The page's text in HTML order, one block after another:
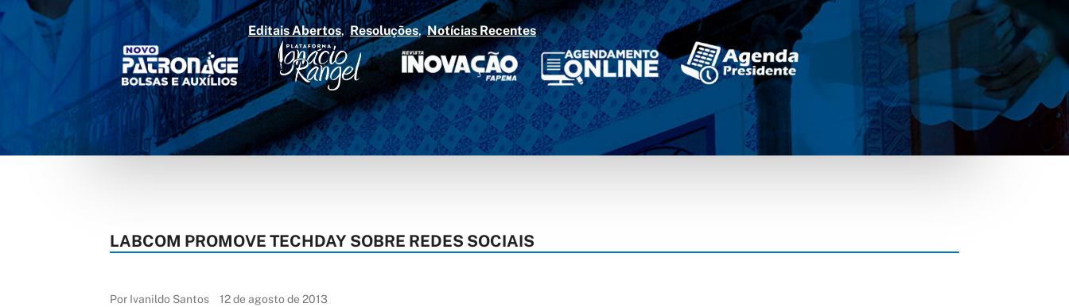
Editais Abertos Resoluções Notícias Recentes
LABCOM PROMOVE TECHDAY SOBRE REDES SOCIAIS
Por Ivanildo Santos 12 de agosto de 2013